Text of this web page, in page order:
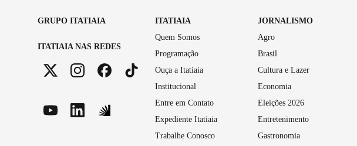
GRUPO ITATIAIA
ITATIAIA NAS REDES
ITATIAIA
Quem Somos
Programação
Ouça a Itatiaia
Institucional
Entre em Contato
Expediente Itatiaia
Trabalhe Conosco
JORNALISMO
Agro
Brasil
Cultura e Lazer
Economia
Eleições 2026
Entretenimento
Gastronomia